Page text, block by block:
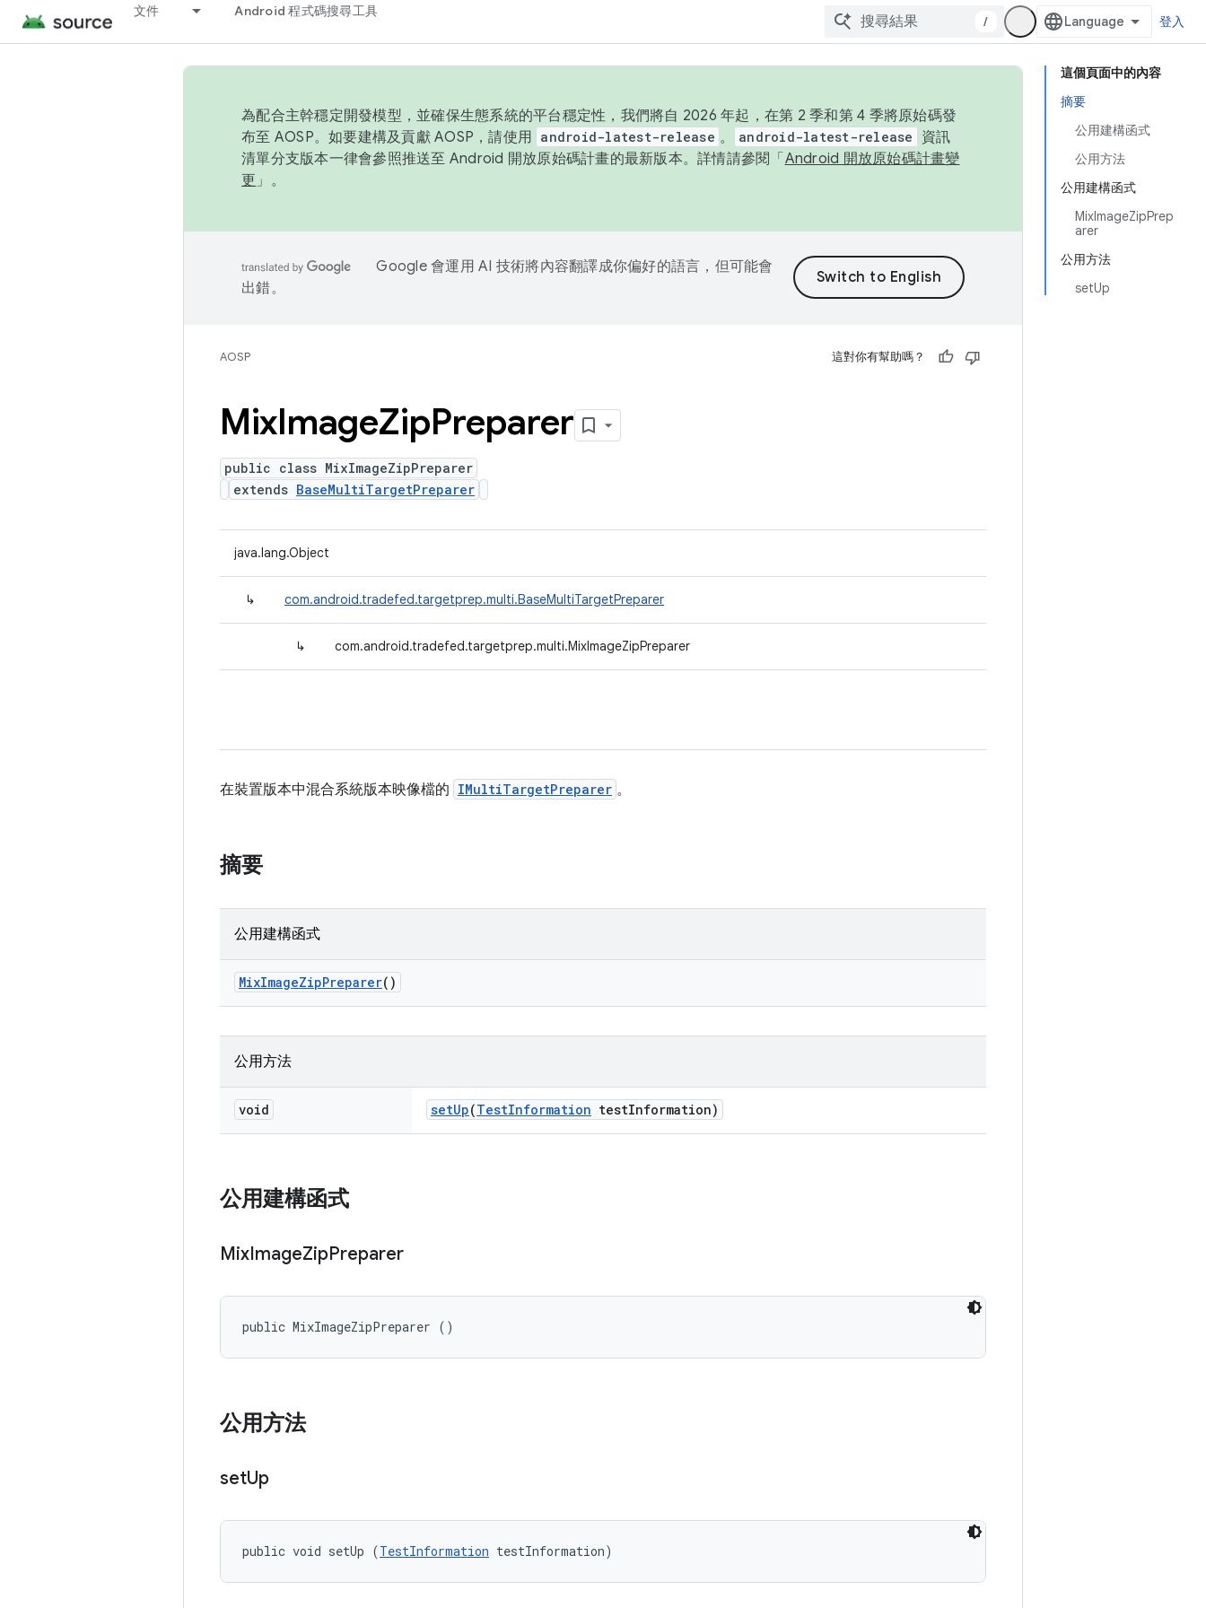
文件 Android 程式碼搜尋工具
/ 登入
這個頁面中的內容
摘要
公用建構函式
公用方法
公用建構函式
MixImageZipPrep
arer
公用方法
setUp
為配合主幹穩定開發模型，並確保生態系統的平台穩定性，我們將自 2026 年起，在第 2 季和第 4 季將原始碼發
布至 AOSP。如要建構及貢獻 AOSP，請使用 android-latest-release 。 android-latest-release
資訊
清單分支版本一律會參照推送至 Android 開放原始碼計畫的最新版本。詳情請參閱「 Android 開放原始碼計畫變
更 」。
Google 會運用 AI 技術將內容翻譯成你偏好的語言，但可能會
出錯。
AOSP 這對你有幫助嗎？
MixImageZipPreparer
public class MixImageZipPreparer
extends BaseMultiTargetPreparer
java.lang.Object
↳ com.android.tradefed.targetprep.multi.BaseMultiTargetPreparer
↳ com.android.tradefed.targetprep.multi.MixImageZipPreparer
在裝置版本中混合系統版本映像檔的 IMultiTargetPreparer 。
摘要
公用建構函式
MixImageZipPreparer()
公用方法
void setUp(TestInformation testInformation)
公用建構函式
MixImageZipPreparer
public MixImageZipPreparer ()
公用方法
setUp
public void setUp (TestInformation testInformation)